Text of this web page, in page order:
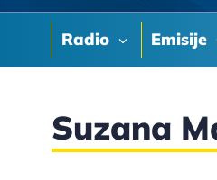
Radio Emisije
Suzana